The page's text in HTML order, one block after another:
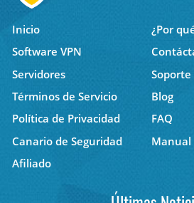
Inicio
¿Por
Software VPN
Servidores
Soporte
Términos de Servicio
Blog
Política de Privacidad
FAQ
Canario de Seguridad
Manual
Afiliado